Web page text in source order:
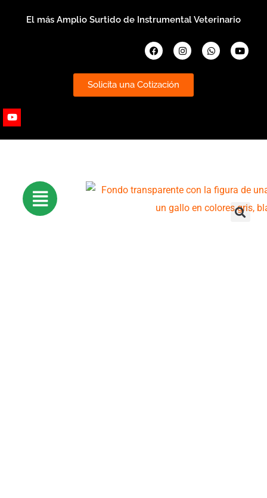
El más Amplio Surtido de Instrumental Veterinario
FacebookInstagramWhatsapp
Solicita una Cotización
Youtube